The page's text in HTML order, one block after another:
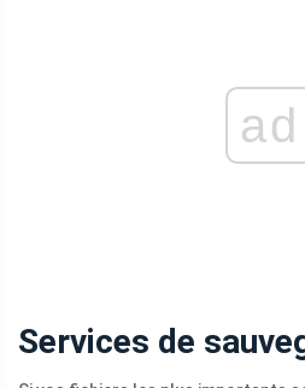
ad
Services de